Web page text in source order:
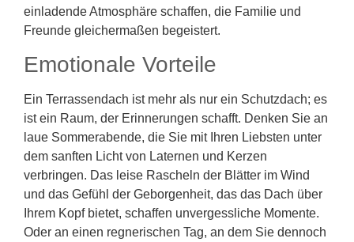
einladende Atmosphäre schaffen, die Familie und
Freunde gleichermaßen begeistert.
Emotionale Vorteile
Ein Terrassendach ist mehr als nur ein Schutzdach; es
ist ein Raum, der Erinnerungen schafft. Denken Sie an
laue Sommerabende, die Sie mit Ihren Liebsten unter
dem sanften Licht von Laternen und Kerzen
verbringen. Das leise Rascheln der Blätter im Wind
und das Gefühl der Geborgenheit, das das Dach über
Ihrem Kopf bietet, schaffen unvergessliche Momente.
Oder an einen regnerischen Tag, an dem Sie dennoch